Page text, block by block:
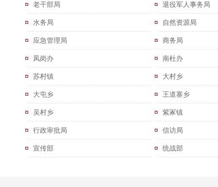
老干部局 退役军人事务局
水务局 自然资源局
应急管理局 商务局
凤岗办 南杜办
苏村镇 大村乡
大屯乡 王道寨乡
吴村乡 紫冢镇
行政审批局 信访局
宣传部 统战部